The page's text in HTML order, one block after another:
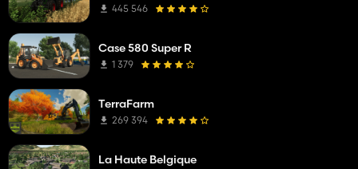
445 546
Case 580 Super R
1 379
TerraFarm
269 394
La Haute Belgique